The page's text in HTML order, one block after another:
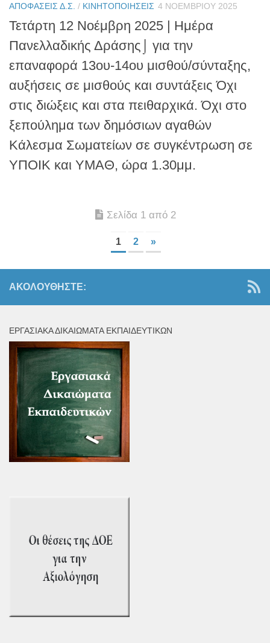
ΑΠΟΦΆΣΕΙΣ Δ.Σ. / ΚΙΝΗΤΟΠΟΙΉΣΕΙΣ 4 ΝΟΕΜΒΡΊΟΥ 2025
Τετάρτη 12 Νοέμβρη 2025 | Ημέρα
Πανελλαδικής Δράσης⌡ για την
επαναφορά 13ου-14ου μισθού/σύνταξης,
αυξήσεις σε μισθούς και συντάξεις Όχι
στις διώξεις και στα πειθαρχικά. Όχι στο
ξεπούλημα των δημόσιων αγαθών
Κάλεσμα Σωματείων σε συγκέντρωση σε
ΥΠΟΙΚ και ΥΜΑΘ, ώρα 1.30μμ.
Σελίδα 1 από 2
1 2 »
ΑΚΟΛΟΥΘΉΣΤΕ:
ΕΡΓΑΣΙΑΚΆ ΔΙΚΑΙΏΜΑΤΑ ΕΚΠΑΙΔΕΥΤΙΚΏΝ